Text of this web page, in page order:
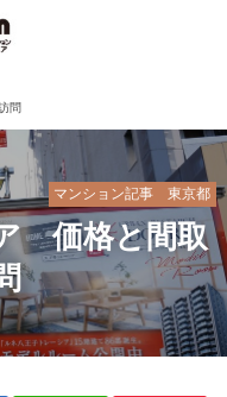
問
マンション記事 東京都
価格と間取